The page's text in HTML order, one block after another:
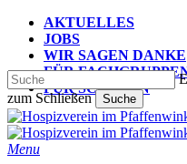
Skip
main
content
AKTUELLES
JOBS
WIR SAGEN DANKE
FÜR
FÜR SCHULEN
zum Schließen
Suche
Suche
schließen
search
Menu